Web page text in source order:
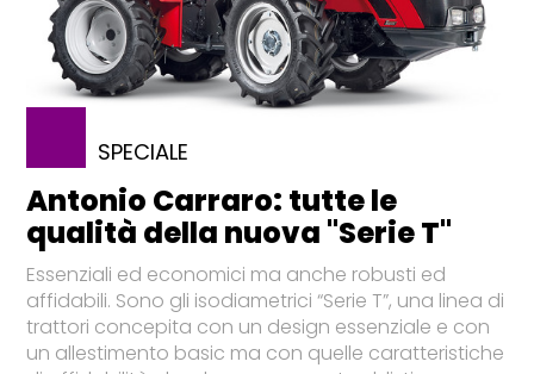
SPECIALE
Antonio Carraro: tutte le
qualità della nuova "Serie T"
Essenziali ed economici ma anche robusti ed
affidabili. Sono gli isodiametrici “Serie T”, una linea di
trattori concepita con un design essenziale e con
un allestimento basic ma con quelle caratteristiche